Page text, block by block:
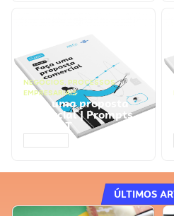
NEGÓCIOS, PROCESSOS
EMPRESARIAIS
Faça uma proposta
comercial | Prompts
ChatGPT
ÚLTIMOS